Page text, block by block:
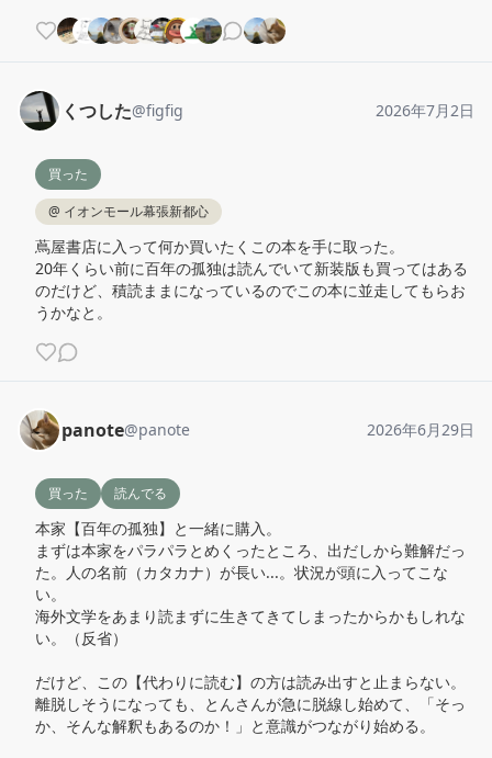
くつした@figfig 2026年7月2日
買った
@ イオンモール幕張新都心
蔦屋書店に入って何か買いたくこの本を手に取った。
20年くらい前に百年の孤独は読んでいて新装版も買ってはある
のだけど、積読ままになっているのでこの本に並走してもらお
うかなと。
panote@panote 2026年6月29日
買った 読んでる
本家【百年の孤独】と一緒に購入。
まずは本家をパラパラとめくったところ、出だしから難解だっ
た。人の名前（カタカナ）が長い...。状況が頭に入ってこな
い。
海外文学をあまり読まずに生きてきてしまったからかもしれな
い。（反省）
だけど、この【代わりに読む】の方は読み出すと止まらない。
離脱しそうになっても、とんさんが急に脱線し始めて、「そっ
か、そんな解釈もあるのか！」と意識がつながり始める。